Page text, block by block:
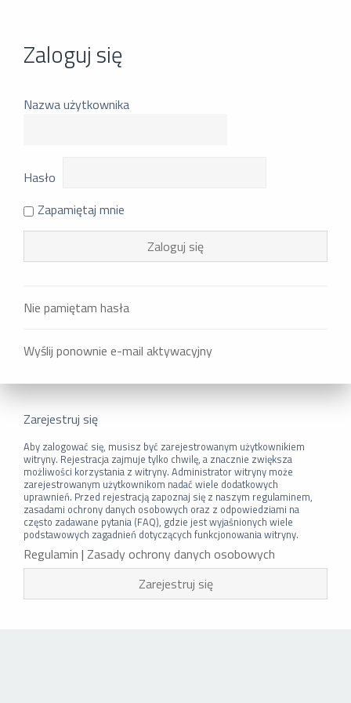
Zaloguj się
Nazwa użytkownika
Hasło
Zapamiętaj mnie
Nie pamiętam hasła
Wyślij ponownie e-mail aktywacyjny
Zarejestruj się
Aby zalogować się, musisz być zarejestrowanym użytkownikiem
witryny. Rejestracja zajmuje tylko chwilę, a znacznie zwiększa
możliwości korzystania z witryny. Administrator witryny może
zarejestrowanym użytkownikom nadać wiele dodatkowych
uprawnień. Przed rejestracją zapoznaj się z naszym regulaminem,
zasadami ochrony danych osobowych oraz z odpowiedziami na
często zadawane pytania (FAQ), gdzie jest wyjaśnionych wiele
podstawowych zagadnień dotyczących funkcjonowania witryny.
Regulamin | Zasady ochrony danych osobowych
Zarejestruj się